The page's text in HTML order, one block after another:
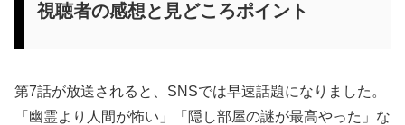
視聴者の感想と見どころポイント
第7話が放送されると、SNSでは早速話題になりました。
「幽霊より人間が怖い」「隠し部屋の謎が最高やった」な